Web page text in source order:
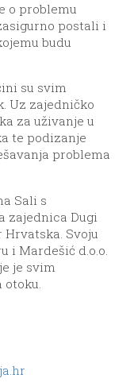
o problemu
postali i
budu
su svim
Uz zajedničko
za uživanje u
te podizanje
problema
Sali s
zajednica Dugi
Svoju
i Mardešić d.o.o.
je svim